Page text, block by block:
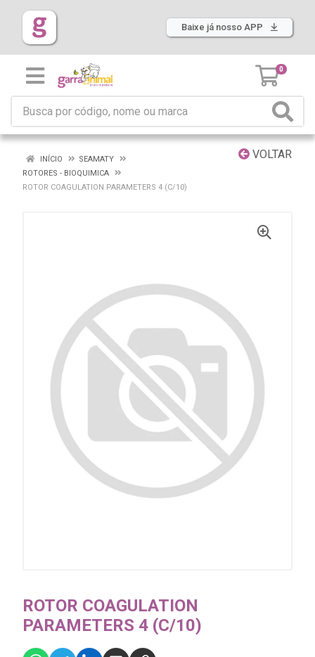
Baixe já nosso APP
0
VOLTAR
INÍCIO
SEAMATY
ROTORES - BIOQUIMICA
ROTOR COAGULATION PARAMETERS 4 (C/10)
ROTOR COAGULATION
PARAMETERS 4 (C/10)